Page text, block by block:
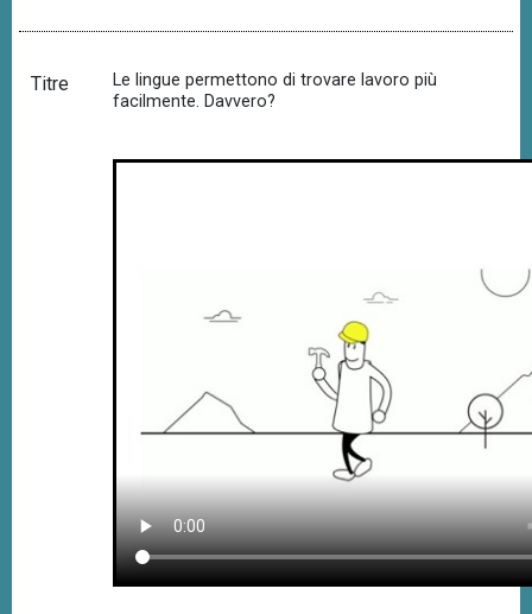
Titre
Le lingue permettono di trovare lavoro più
facilmente. Davvero?